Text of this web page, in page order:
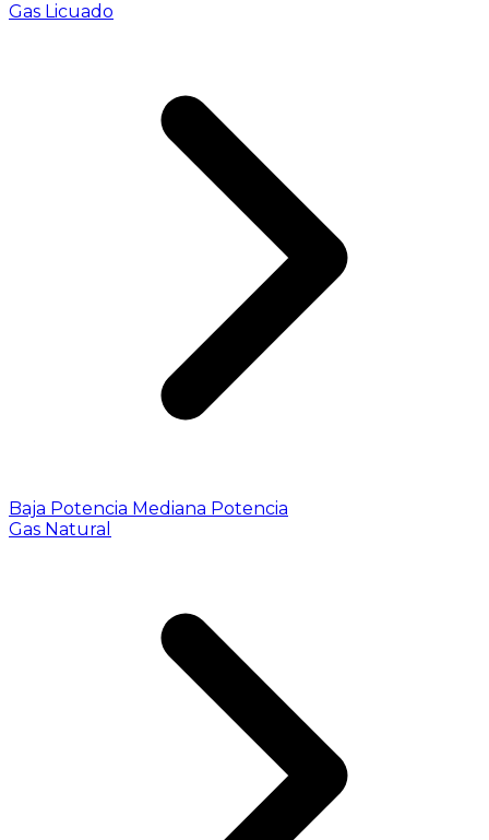
Gas Licuado
Baja Potencia Mediana Potencia
Gas Natural